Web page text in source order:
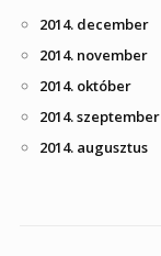
2014. december
2014. november
2014. október
2014. szeptember
2014. augusztus